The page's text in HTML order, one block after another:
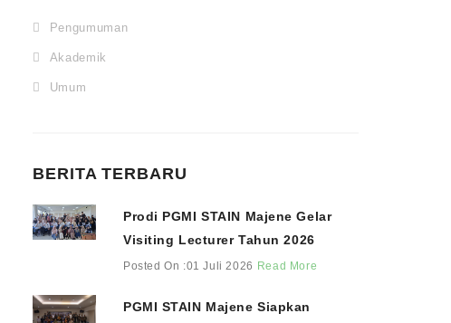
Pengumuman
Akademik
Umum
BERITA TERBARU
Prodi PGMI STAIN Majene Gelar
Visiting Lecturer Tahun 2026
Posted On :01 Juli 2026 Read More
PGMI STAIN Majene Siapkan